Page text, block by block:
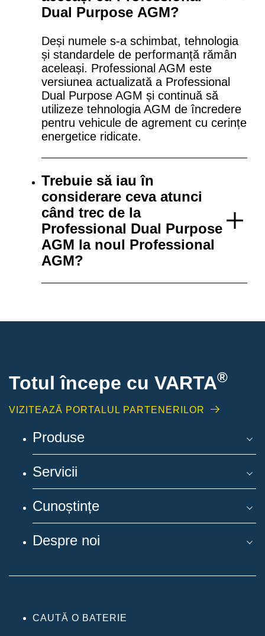
Dual Purpose AGM?
Deși numele s-a schimbat, tehnologia
și standardele de performanță rămân
aceleași. Professional AGM este
versiunea actualizată a Professional
Dual Purpose AGM și continuă să
utilizeze tehnologia AGM de încredere
pentru vehicule de agrement cu cerințe
energetice ridicate.
Trebuie să iau în
considerare ceva atunci
când trec de la
Professional Dual Purpose
AGM la noul Professional
AGM?
Totul începe cu VARTA®
VIZITEAZĂ PORTALUL PARTENERILOR
Produse
Servicii
Cunoștințe
Despre noi
CAUTĂ O BATERIE